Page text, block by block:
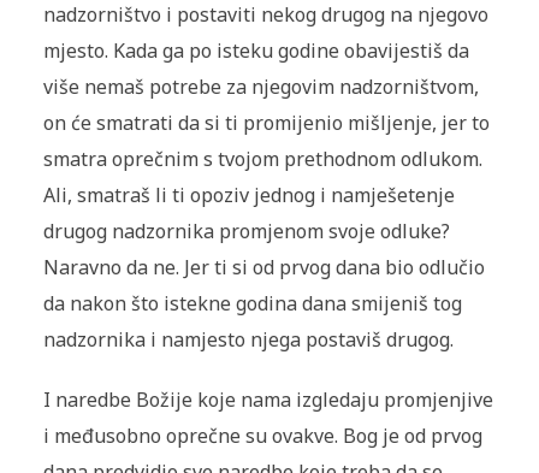
nadzorništvo i postaviti nekog drugog na njegovo
mjesto. Kada ga po isteku godine obavijestiš da
više nemaš potrebe za njegovim nadzorništvom,
on će smatrati da si ti promijenio mišljenje, jer to
smatra oprečnim s tvojom prethodnom odlukom.
Ali, smatraš li ti opoziv jednog i namješetenje
drugog nadzornika promjenom svoje odluke?
Naravno da ne. Jer ti si od prvog dana bio odlučio
da nakon što istekne godina dana smijeniš tog
nadzornika i namjesto njega postaviš drugog.
I naredbe Božije koje nama izgledaju promjenjive
i međusobno oprečne su ovakve. Bog je od prvog